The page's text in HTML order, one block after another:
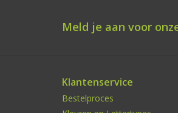
Meld je aan voor
Klantenservice
Bestelproces